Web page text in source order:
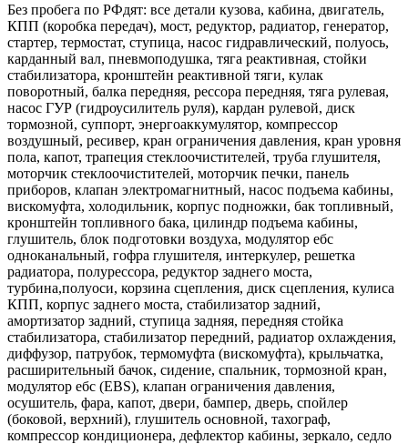
Без пробега по РФдят: все детали кузова, кабина, двигатель,
КПП (коробка передач), мост, редуктор, радиатор, генератор,
стартер, термостат, ступица, насос гидравлический, полуось,
карданный вал, пневмоподушка, тяга реактивная, стойки
стабилизатора, кронштейн реактивной тяги, кулак
поворотный, балка передняя, рессора передняя, тяга рулевая,
насос ГУР (гидроусилитель руля), кардан рулевой, диск
тормозной, суппорт, энергоаккумулятор, компрессор
воздушный, ресивер, кран ограничения давления, кран уровня
пола, капот, трапеция стеклоочистителей, труба глушителя,
моторчик стеклоочистителей, моторчик печки, панель
приборов, клапан электромагнитный, насос подъема кабины,
вискомуфта, холодильник, корпус подножки, бак топливный,
кронштейн топливного бака, цилиндр подъема кабины,
глушитель, блок подготовки воздуха, модулятор ебс
одноканальный, гофра глушителя, интеркулер, решетка
радиатора, полурессора, редуктор заднего моста,
турбина,полуоси, корзина сцепления, диск сцепления, кулиса
КПП, корпус заднего моста, стабилизатор задний,
амортизатор задний, ступица задняя, передняя стойка
стабилизатора, стабилизатор передний, радиатор охлаждения,
диффузор, патрубок, термомуфта (вискомуфта), крыльчатка,
расширительный бачок, сидение, спальник, тормозной кран,
модулятор ебс (EBS), клапан ограничения давления,
осушитель, фара, капот, двери, бампер, дверь, спойлер
(боковой, верхний), глушитель основной, тахограф,
компрессор кондиционера, дефлектор кабины, зеркало, седло